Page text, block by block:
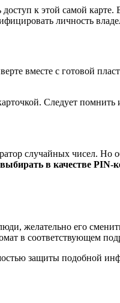
к этой самой
личность
вместе с готовой
Следует
случайных чисел. Но
в качестве PIN-
желательно его
в соответствующем
защиты подобной